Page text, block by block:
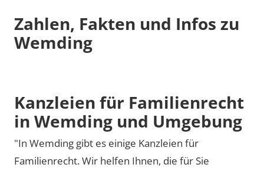
Zahlen, Fakten und Infos zu
Wemding
Kanzleien für Familienrecht
in Wemding und Umgebung
"In Wemding gibt es einige Kanzleien für
Familienrecht. Wir helfen Ihnen, die für Sie